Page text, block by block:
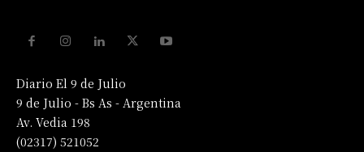
Diario El 9 de Julio
9 de Julio - Bs As - Argentina
Av. Vedia 198
(02317) 521052